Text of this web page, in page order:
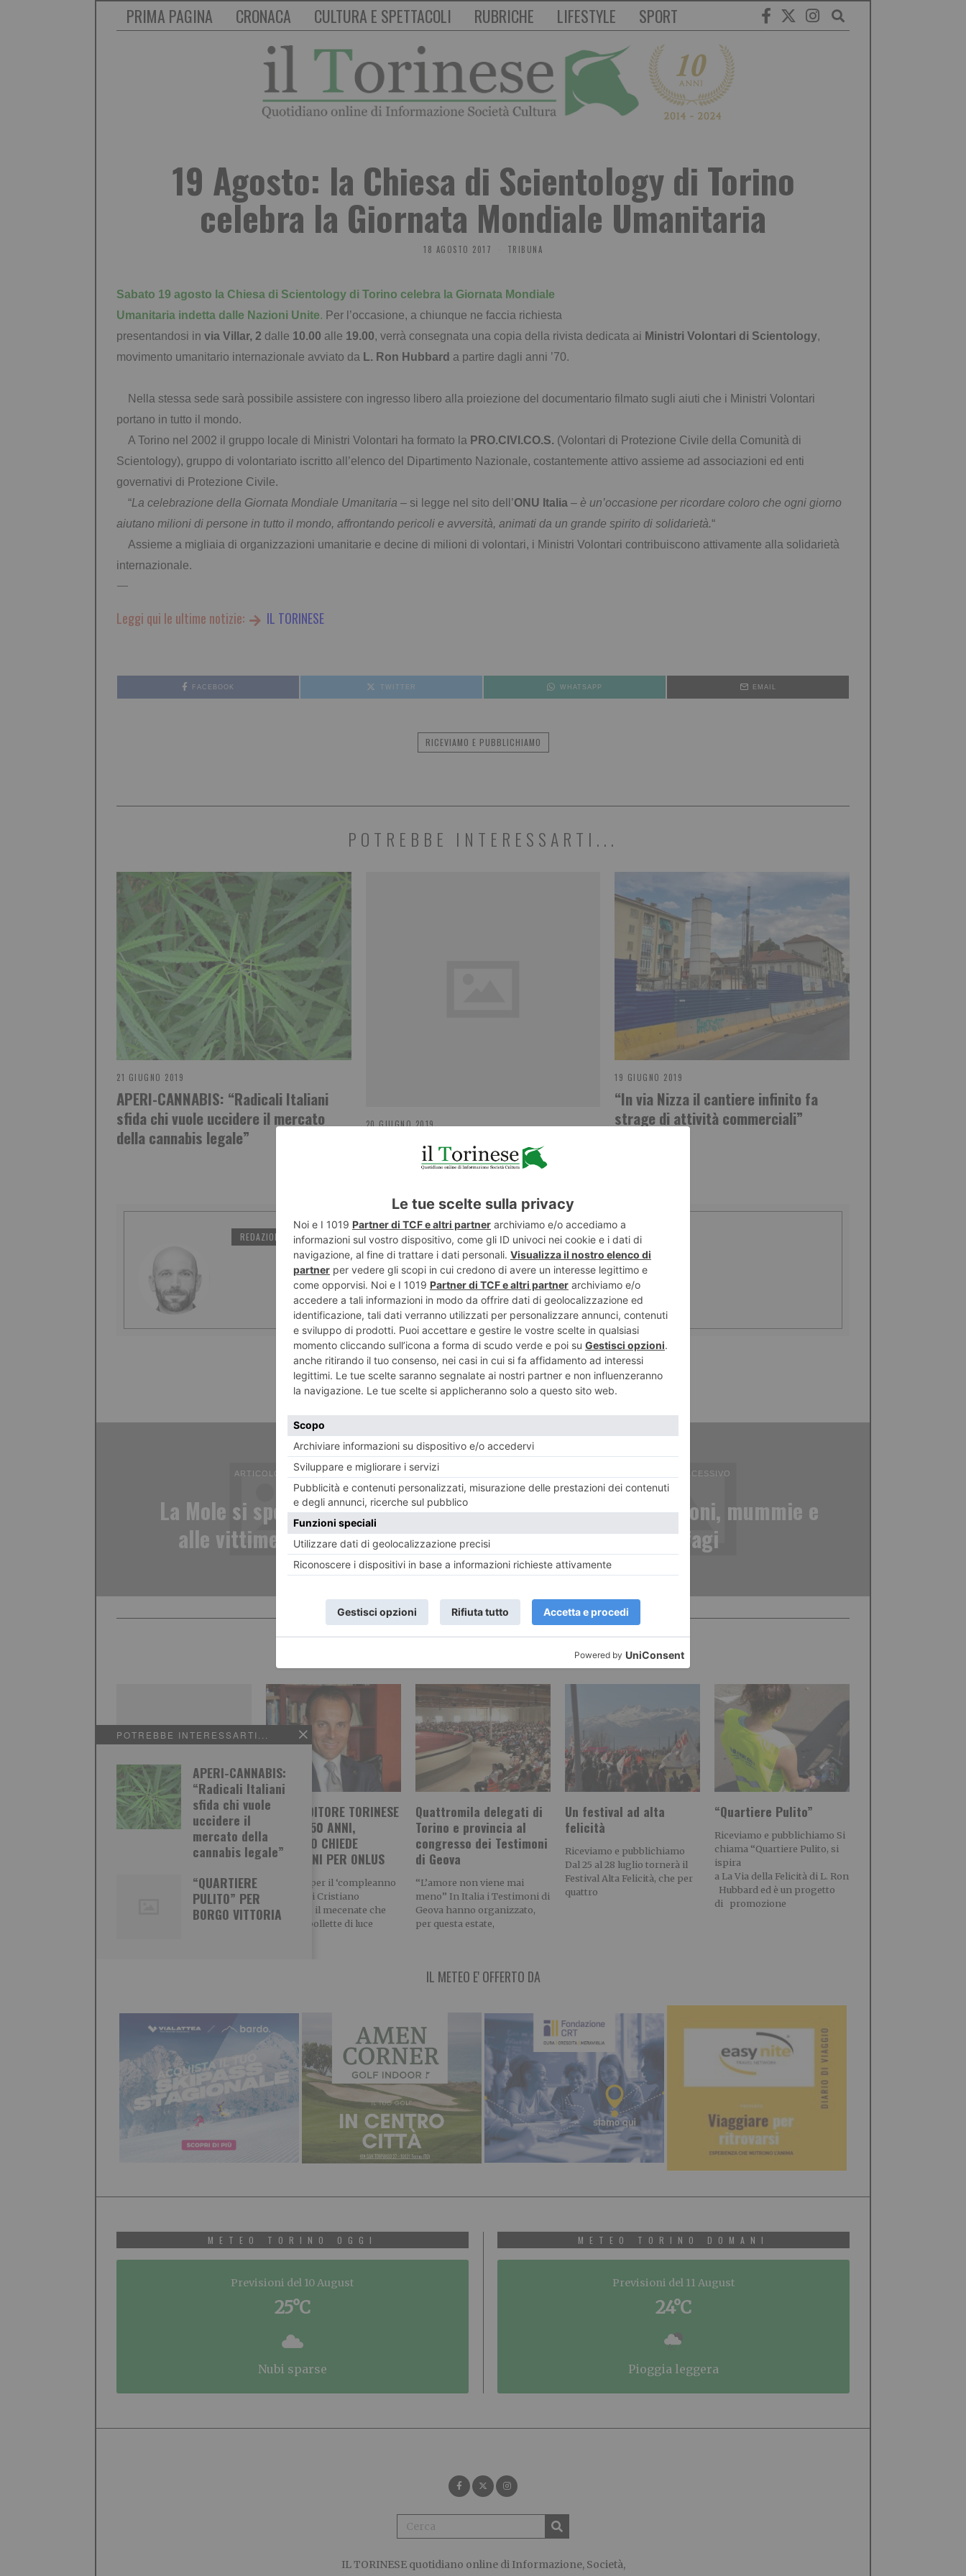
PRIMA PAGINA CRONACA CULTURA E SPETTACOLI RUBRICHE LIFESTYLE SPORT
19 Agosto: la Chiesa di Scientology di Torino
celebra la Giornata Mondiale Umanitaria
18 AGOSTO 2017 TRIBUNA
Sabato 19 agosto la Chiesa di Scientology di Torino celebra la Giornata Mondiale
Umanitaria indetta dalle Nazioni Unite. Per l’occasione, a chiunque ne faccia richiesta
presentandosi in via Villar, 2 dalle 10.00 alle 19.00, verrà consegnata una copia della rivista dedicata ai Ministri Volontari di Scientology,
movimento umanitario internazionale avviato da L. Ron Hubbard a partire dagli anni ’70.
Nella stessa sede sarà possibile assistere con ingresso libero alla proiezione del documentario filmato sugli aiuti che i Ministri Volontari
portano in tutto il mondo.
A Torino nel 2002 il gruppo locale di Ministri Volontari ha formato la PRO.CIVI.CO.S. (Volontari di Protezione Civile della Comunità di
Scientology), gruppo di volontariato iscritto all’elenco del Dipartimento Nazionale, costantemente attivo assieme ad associazioni ed enti
governativi di Protezione Civile.
“La celebrazione della Giornata Mondiale Umanitaria – si legge nel sito dell’ONU Italia – è un’occasione per ricordare coloro che ogni giorno
aiutano milioni di persone in tutto il mondo, affrontando pericoli e avversità, animati da un grande spirito di solidarietà.“
Assieme a migliaia di organizzazioni umanitarie e decine di milioni di volontari, i Ministri Volontari contribuiscono attivamente alla solidarietà
internazionale.
—
Leggi qui le ultime notizie: IL TORINESE
FACEBOOK TWITTER WHATSAPP EMAIL
RICEVIAMO E PUBBLICHIAMO
POTREBBE INTERESSARTI...
21 GIUGNO 2019
APERI-CANNABIS: “Radicali Italiani
sfida chi vuole uccidere il mercato
della cannabis legale”
20 GIUGNO 2019
“QUARTIERE PULITO” PER BORGO
VITTORIA
19 GIUGNO 2019
“In via Nizza il cantiere infinito fa
strage di attività commerciali”
REDAZIONE IL TORINESE POST RECENTI
POTREBBE INTERESSARTI...
APERI-CANNABIS:
“Radicali Italiani
sfida chi vuole
uccidere il
mercato della
cannabis legale”
“QUARTIERE
PULITO” PER
BORGO VITTORIA
ARTICOLO PRECEDENTE
La Mole si spegne in omaggio
alle vittime di Barcellona
ARTICOLO SUCCESSIVO
All’Egizio tra faraoni, mummie e
sarcofagi
Nadia Toffa, il coraggio
della testimonianza
*** La lettera *** La
conduttrice de ‘Le Jene’ nelle
parole accorate del
giornalista cattolico Maurizio
IMPRENDITORE TORINESE
COMPIE 50 ANNI,
INREGALO CHIEDE
DONAZIONI PER ONLUS
Successo per il ‘compleanno
solidale’ di Cristiano
Bilucaglia, il mecenate che
azzera le bollette di luce
Quattromila delegati di
Torino e provincia al
congresso dei Testimoni
di Geova
“L’amore non viene mai
meno” In Italia i Testimoni di
Geova hanno organizzato,
per questa estate,
Un festival ad alta
felicità
Riceviamo e pubblichiamo
Dal 25 al 28 luglio tornerà il
Festival Alta Felicità, che per
quattro
“Quartiere Pulito”
Riceviamo e pubblichiamo Si
chiama “Quartiere Pulito, si
ispira
a La Via della Felicità di L. Ron
Hubbard ed è un progetto
di promozione
IL METEO E' OFFERTO DA
METEO TORINO OGGI
Previsioni del 10 August
25°C
nubi sparse
METEO TORINO DOMANI
Previsioni del 11 August
24°C
pioggia leggera
IL TORINESEquotidiano online di Informazione, Società,